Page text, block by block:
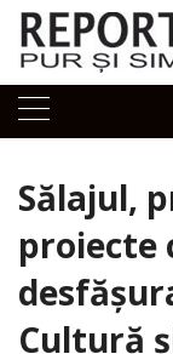
Skip
content
Sălajul,
proiecte
Cultură